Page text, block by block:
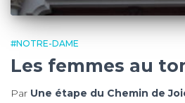
#NOTRE-DAME
Les femmes au
Par Une étape du Chemin de